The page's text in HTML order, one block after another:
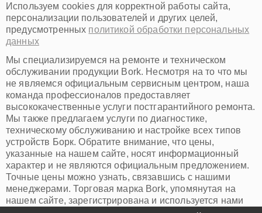
Омск
Красноярск
Пермь
Ульяновск
Киров
Архангельск
Астрахань
Белгород
Благовещенск
Брянск
Владивосток
Владикавказ
Владимир
Волжский
Вологда
Грозный
Иваново
Используем cookies для корректной работы сайта,
персонализации пользователей и других целей,
предусмотренных политикой обработки персональных
данных
Мы специализируемся на ремонте и техническом
обслуживании продукции Bork. Несмотря на то что мы
не являемся официальным сервисным центром, наша
команда профессионалов предоставляет
высококачественные услуги постгарантийного ремонта.
Мы также предлагаем услуги по диагностике,
техническому обслуживанию и настройке всех типов
устройств Борк. Обратите внимание, что цены,
указанные на нашем сайте, носят информационный
характер и не являются официальным предложением.
Точные цены можно узнать, связавшись с нашими
менеджерами. Торговая марка Bork, упомянутая на
нашем сайте, зарегистрирована и используется нами